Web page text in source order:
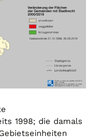
1998; die damals